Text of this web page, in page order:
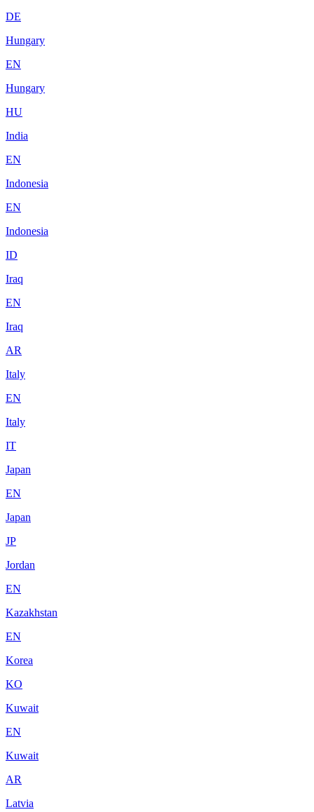
DE
Hungary
EN
Hungary
HU
India
EN
Indonesia
EN
Indonesia
ID
Iraq
EN
Iraq
AR
Italy
EN
Italy
IT
Japan
EN
Japan
JP
Jordan
EN
Kazakhstan
EN
Korea
KO
Kuwait
EN
Kuwait
AR
Latvia